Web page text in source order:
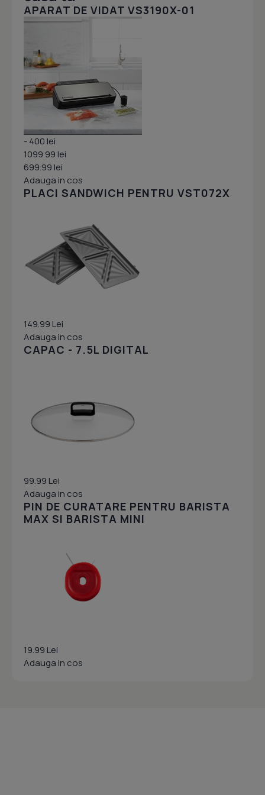
APARAT DE VIDAT VS3190X-01
- 400 lei
1099.99 lei
699.99 lei
Adauga in cos
PLACI SANDWICH PENTRU VST072X
149.99 Lei
Adauga in cos
CAPAC - 7.5L DIGITAL
99.99 Lei
Adauga in cos
PIN DE CURATARE PENTRU BARISTA
MAX SI BARISTA MINI
19.99 Lei
Adauga in cos